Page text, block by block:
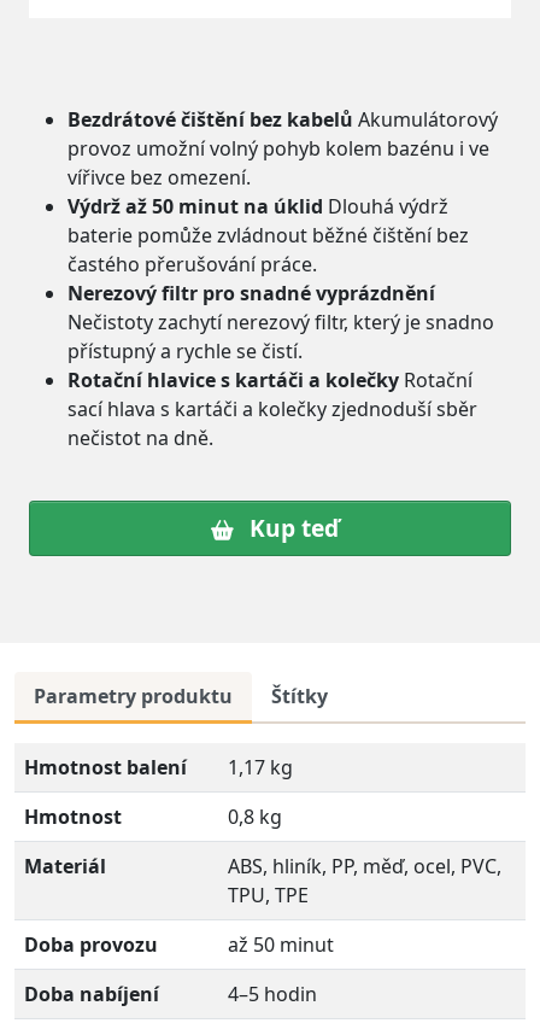
Bezdrátové čištění bez kabelů Akumulátorový
provoz umožní volný pohyb kolem bazénu i ve
vířivce bez omezení.
Výdrž až 50 minut na úklid Dlouhá výdrž
baterie pomůže zvládnout běžné čištění bez
častého přerušování práce.
Nerezový filtr pro snadné vyprázdnění
Nečistoty zachytí nerezový filtr, který je snadno
přístupný a rychle se čistí.
Rotační hlavice s kartáči a kolečky Rotační
sací hlava s kartáči a kolečky zjednoduší sběr
nečistot na dně.
Kup teď
Parametry produktu Štítky
Hmotnost balení
1,17 kg
Hmotnost
0,8 kg
Materiál
ABS, hliník, PP, měď, ocel, PVC,
TPU, TPE
Doba provozu
až 50 minut
Doba nabíjení
4–5 hodin